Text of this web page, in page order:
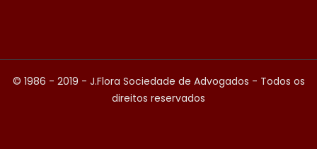
© 1986 - 2019 - J.Flora Sociedade de Advogados - Todos os
direitos reservados